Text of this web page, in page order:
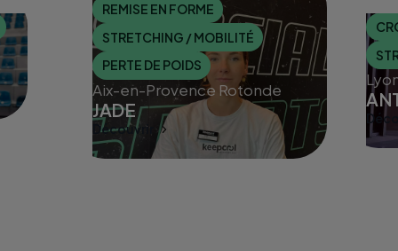
REMISE EN FORME
STRETCHING / MOBILITÉ
PERTE DE POIDS
Aix-en-Provence Rotonde
JADE
Découvrir
Discuter avec un coach